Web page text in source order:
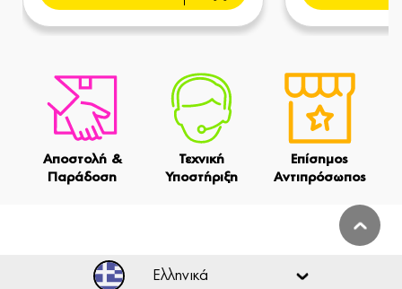
Αποστολή &
Παράδοση
Τεχνική
Υποστήριξη
Επίσημος
Αντιπρόσωπος
Ελληνικά